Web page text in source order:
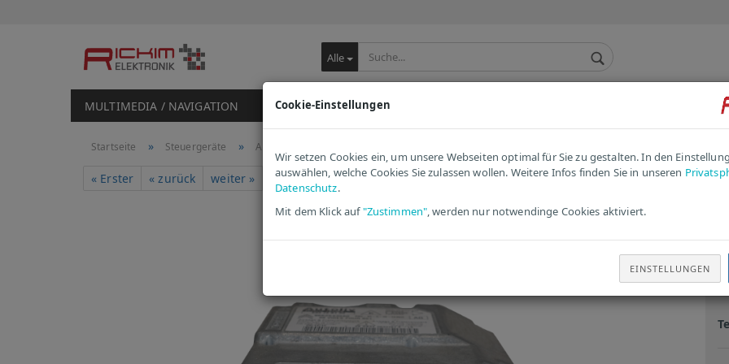
Alle
MULTIMEDIA / NAVIGATION STEUERGERÄTE TACHO / KOMBIINSTRUMENT
Startseite » Steuergeräte » Airbag Steuergeräte
« Erster « zurück weiter » Letzter » 747Artikel in dieser Kategorie
Cookie-Einstellungen
Wir setzen Cookies ein, um unsere Webseiten optimal für Sie zu gestalten. In den
auswählen, welche Cookies Sie zulassen wollen. Weitere Infos finden Sie in unseren
Datenschutz.
Mit dem Klick auf"Zustimmen", werden nur notwendinge Cookies aktiviert.
EINSTELLUNGEN